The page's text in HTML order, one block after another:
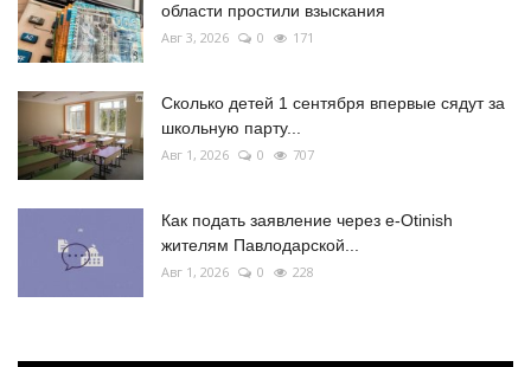
области простили взыскания
Авг 3, 2026 0 171
Сколько детей 1 сентября впервые сядут за
школьную парту...
Авг 1, 2026 0 707
Как подать заявление через e-Otinish
жителям Павлодарской...
Авг 1, 2026 0 228